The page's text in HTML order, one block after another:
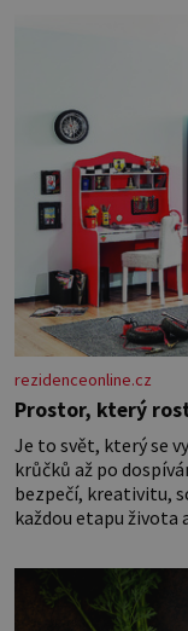
rezidenceonline.cz
Prostor, který
Je to svět, který se
krůčků až po
bezpečí, kreativitu,
každou etapu života
miminka měl
věk je